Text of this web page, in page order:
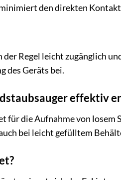
den direkten
der Regel leicht zugänglich
des Geräts bei.
effektiv
für die Aufnahme von
bei leicht gefülltem